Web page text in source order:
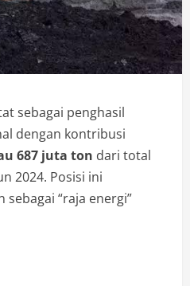
sebagai penghasil
dengan kontribusi
687 juta ton dari total
2024. Posisi ini
sebagai “raja energi”